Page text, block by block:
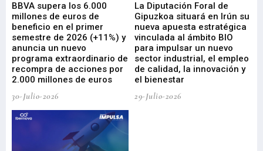
BBVA supera los 6.000
millones de euros de
beneficio en el primer
semestre de 2026 (+11%) y
anuncia un nuevo
programa extraordinario de
recompra de acciones por
2.000 millones de euros
30-Julio-2026
La Diputación Foral de
Gipuzkoa situará en Irún su
nueva apuesta estratégica
vinculada al ámbito BIO
para impulsar un nuevo
sector industrial, el empleo
de calidad, la innovación y
el bienestar
29-Julio-2026